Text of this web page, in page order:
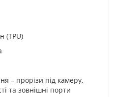
(TPU)
– прорізи під камеру,
та зовнішні порти